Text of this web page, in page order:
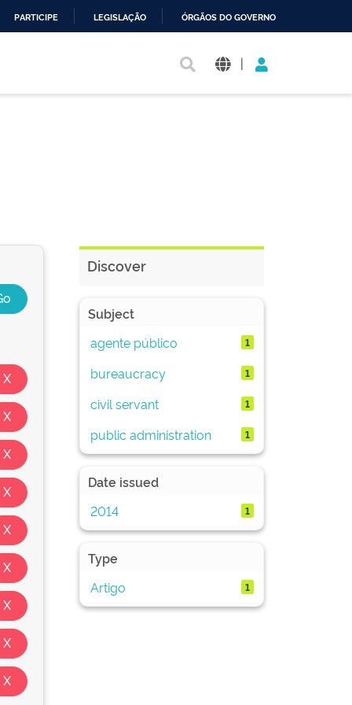
PARTICIPE LEGISLAÇÃO ÓRGÃOS DO GOVERNO
|
Discover
Subject
agente público
1
bureaucracy 1
civil servant 1
public administration 1
Date issued
2014
1
Type
Artigo
1